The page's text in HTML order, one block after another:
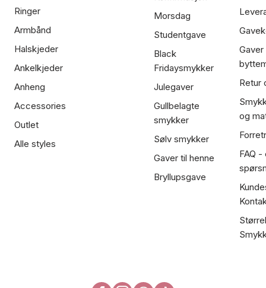
Ringer
Armbånd
Halskjeder
Ankelkjeder
Anheng
Accessories
Outlet
Alle styles
Morsdag
Studentgave
Black
Fridaysmykker
Julegaver
Gullbelagte
smykker
Sølv smykker
Gaver til henne
Bryllupsgave
Retur
og
FAQ